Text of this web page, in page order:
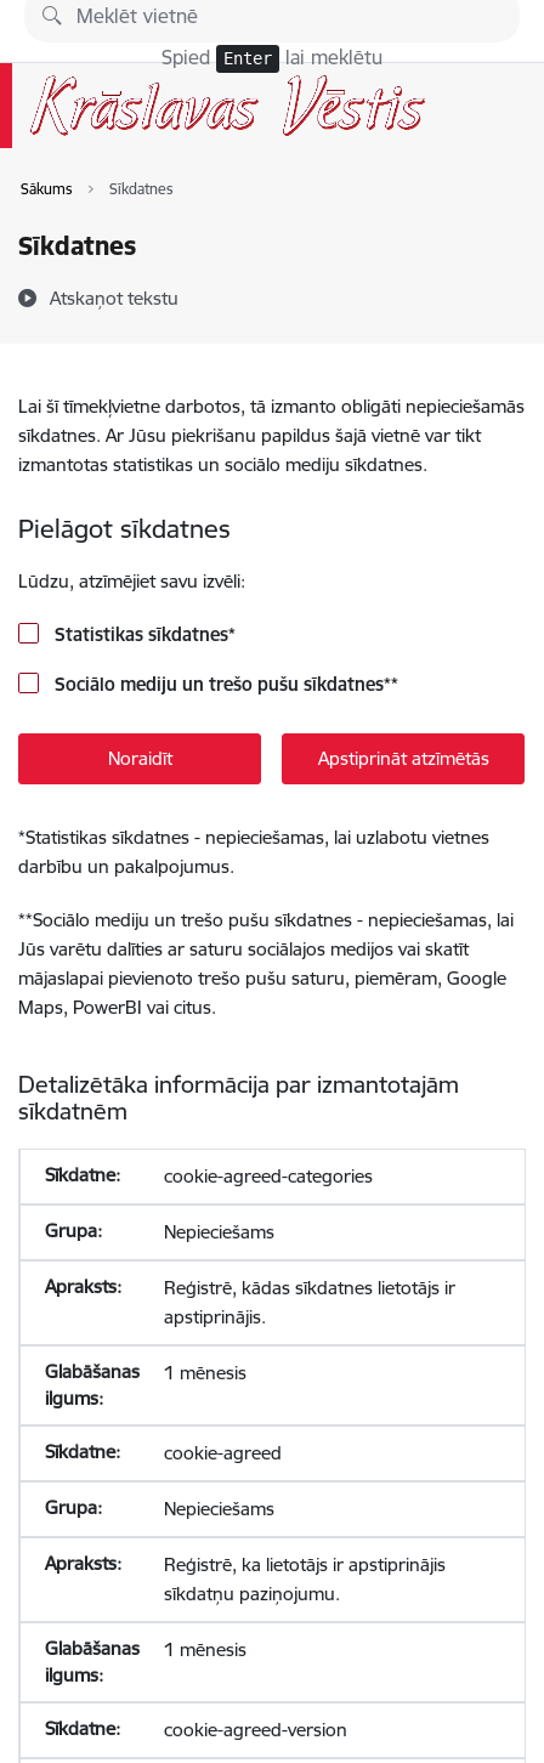
Pāriet uz lapas saturu
Spied Enter lai meklētu
Sākums Sīkdatnes
Sīkdatnes
Atskaņot tekstu
Lai šī tīmekļvietne darbotos, tā izmanto obligāti nepieciešamās
sīkdatnes. Ar Jūsu piekrišanu papildus šajā vietnē var tikt
izmantotas statistikas un sociālo mediju sīkdatnes.
Pielāgot sīkdatnes
Lūdzu, atzīmējiet savu izvēli:
Statistikas sīkdatnes*
Sociālo mediju un trešo pušu sīkdatnes**
Noraidīt Apstiprināt atzīmētās
*Statistikas sīkdatnes - nepieciešamas, lai uzlabotu vietnes
darbību un pakalpojumus.
**Sociālo mediju un trešo pušu sīkdatnes - nepieciešamas, lai
Jūs varētu dalīties ar saturu sociālajos medijos vai skatīt
mājaslapai pievienoto trešo pušu saturu, piemēram, Google
Maps, PowerBI vai citus.
Detalizētāka informācija par izmantotajām
sīkdatnēm
cookie-agreed-categories
Nepieciešams
Reģistrē, kādas sīkdatnes lietotājs ir
apstiprinājis.
1 mēnesis
cookie-agreed
Nepieciešams
Reģistrē, ka lietotājs ir apstiprinājis
sīkdatņu paziņojumu.
1 mēnesis
cookie-agreed-version